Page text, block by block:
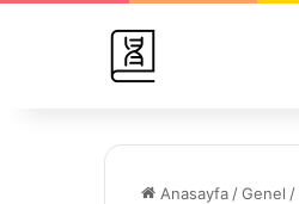
Anasayfa /Genel /